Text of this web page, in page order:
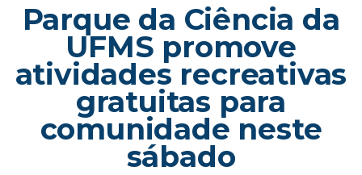
Parque da Ciência da
UFMS promove
atividades recreativas
gratuitas para
comunidade neste
sábado